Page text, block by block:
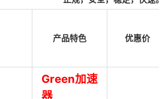
产品特色 优惠价
Green加速
器